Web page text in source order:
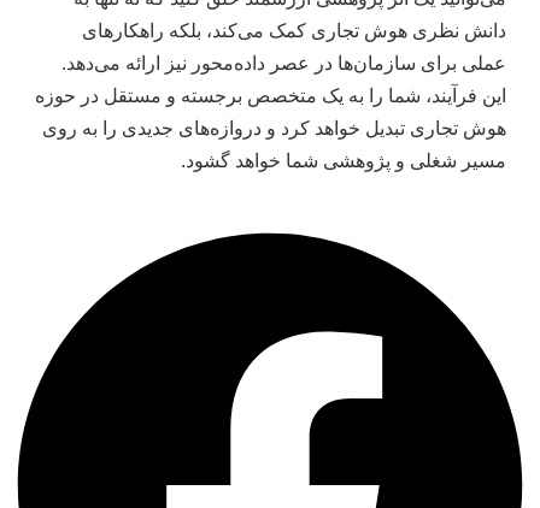
دانش نظری هوش تجاری کمک می‌کند، بلکه راهکارهای
عملی برای سازمان‌ها در عصر داده‌محور نیز ارائه می‌دهد.
این فرآیند، شما را به یک متخصص برجسته و مستقل در حوزه
هوش تجاری تبدیل خواهد کرد و دروازه‌های جدیدی را به روی
مسیر شغلی و پژوهشی شما خواهد گشود.